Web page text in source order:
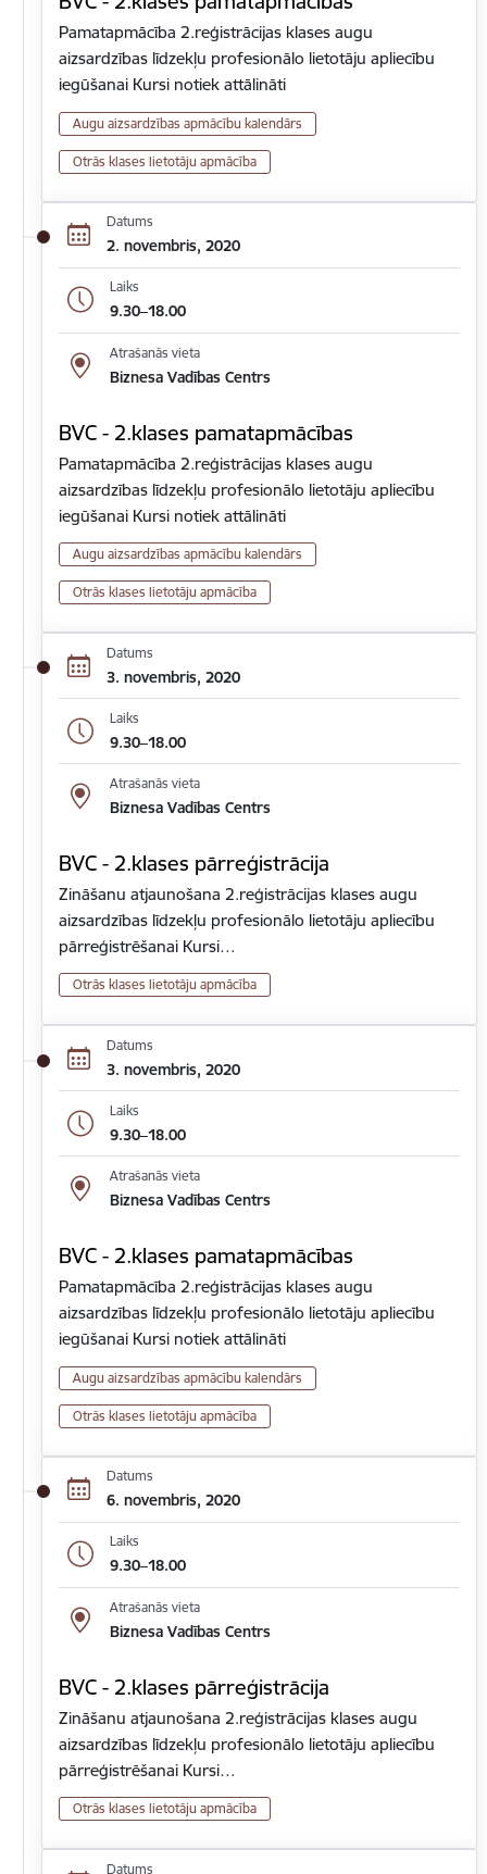
Pamatapmācība 2.reģistrācijas klases augu
aizsardzības līdzekļu profesionālo lietotāju apliecību
iegūšanai Kursi notiek attālināti
Augu aizsardzības apmācību kalendārs
Otrās klases lietotāju apmācība
Datums
2. novembris, 2020
Laiks
9.30–18.00
Atrašanās vieta
Biznesa Vadības Centrs
BVC - 2.klases pamatapmācības
Pamatapmācība 2.reģistrācijas klases augu
aizsardzības līdzekļu profesionālo lietotāju apliecību
iegūšanai Kursi notiek attālināti
Augu aizsardzības apmācību kalendārs
Otrās klases lietotāju apmācība
Datums
3. novembris, 2020
Laiks
9.30–18.00
Atrašanās vieta
Biznesa Vadības Centrs
BVC - 2.klases pārreģistrācija
Zināšanu atjaunošana 2.reģistrācijas klases augu
aizsardzības līdzekļu profesionālo lietotāju apliecību
pārreģistrēšanai Kursi…
Otrās klases lietotāju apmācība
Datums
3. novembris, 2020
Laiks
9.30–18.00
Atrašanās vieta
Biznesa Vadības Centrs
BVC - 2.klases pamatapmācības
Pamatapmācība 2.reģistrācijas klases augu
aizsardzības līdzekļu profesionālo lietotāju apliecību
iegūšanai Kursi notiek attālināti
Augu aizsardzības apmācību kalendārs
Otrās klases lietotāju apmācība
Datums
6. novembris, 2020
Laiks
9.30–18.00
Atrašanās vieta
Biznesa Vadības Centrs
BVC - 2.klases pārreģistrācija
Zināšanu atjaunošana 2.reģistrācijas klases augu
aizsardzības līdzekļu profesionālo lietotāju apliecību
pārreģistrēšanai Kursi…
Otrās klases lietotāju apmācība
Datums